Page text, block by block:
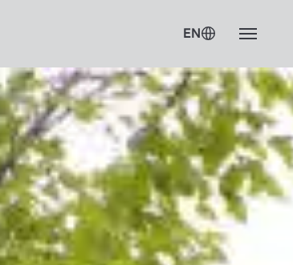
EN